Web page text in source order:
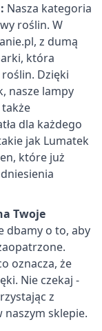
Nasza kategoria
roślin. W
z dumą
która
Dzięki
nasze lampy
także
dla każdego
jak Lumatek
które już
Twoje
dbamy o to, aby
oznacza, że
Nie czekaj -
z
sklepie.